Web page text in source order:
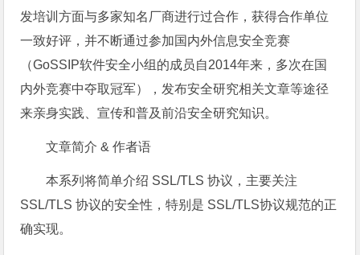
发培训方面与多家知名厂商进行过合作，获得合作单位
一致好评，并不断通过参加国内外信息安全竞赛
（GoSSIP软件安全小组的成员自2014年来，多次在国
内外竞赛中夺取冠军），发布安全研究相关文章等途径
来亲身实践、宣传和普及前沿安全研究知识。
文章简介 & 作者语
本系列将简单介绍 SSL/TLS 协议，主要关注
SSL/TLS 协议的安全性，特别是 SSL/TLS协议规范的正
确实现。